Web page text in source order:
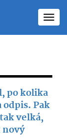
po kolika
Pak
velká,